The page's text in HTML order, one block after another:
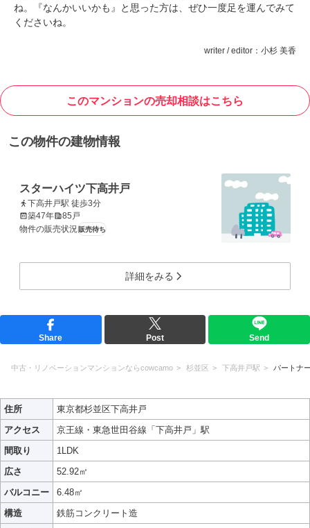
ね。『なんかいいかも』と思った方は、ぜひ一度足を運んでみて
くださいね。
writer / editor：小杉 美香
このマンションの売却相談はこちら
この物件の建物情報
スターハイツ下高井戸
下高井戸駅 徒歩3分
築47年
85戸
物件の販売状況販売待ち
詳細をみる
Share Post Send
中古・リノベーションマンションならcowcamo 杉並区 下高井戸駅 パートナ
住所
東京都杉並区下高井戸
アクセス
京王線・東急世田谷線「下高井戸」駅
間取り
1LDK
広さ
52.92㎡
バルコニー
6.48㎡
構造
鉄筋コンクリート造